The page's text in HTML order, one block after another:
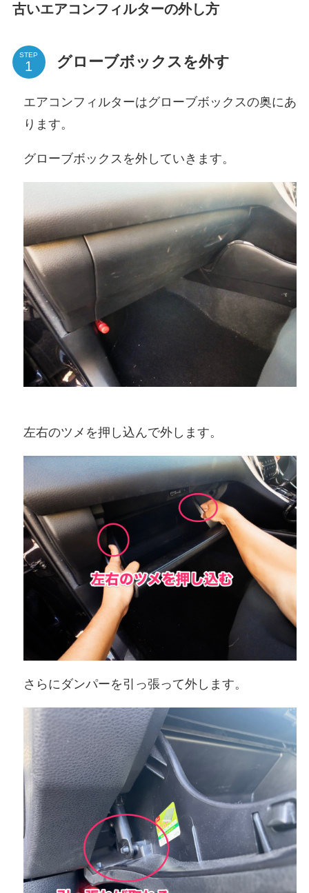
古いエアコンフィルターの外し方
STEP グローブボックスを外す
エアコンフィルターはグローブボックスの奥にあ
ります。
グローブボックスを外していきます。
左右のツメを押し込んで外します。
さらにダンパーを引っ張って外します。